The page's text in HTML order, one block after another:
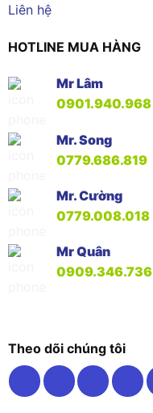
Liên hệ
HOTLINE MUA HÀNG
Mr Lâm
0901.940.968
Mr. Song
0779.686.819
Mr. Cường
0779.008.018
Mr Quân
0909.346.736
Theo dõi chúng tôi